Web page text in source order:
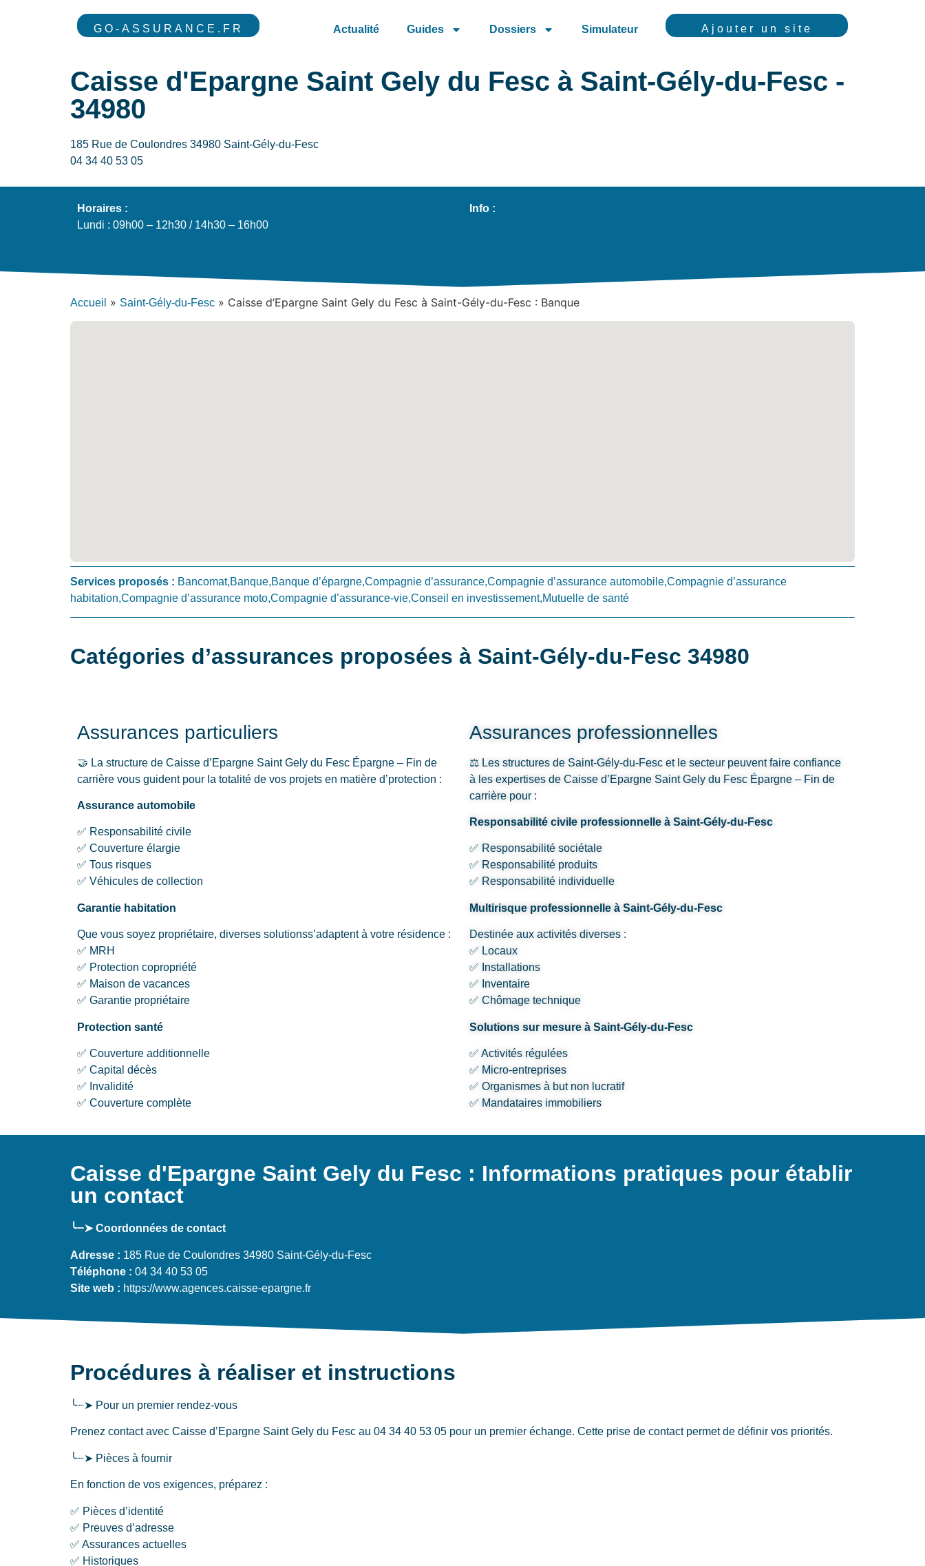
GO-ASSURANCE.FR Actualité Guides Dossiers Simulateur Ajouter un site
Caisse d'Epargne Saint Gely du Fesc à Saint-Gély-du-Fesc -
34980
185 Rue de Coulondres 34980 Saint-Gély-du-Fesc
04 34 40 53 05
Horaires :
Lundi : 09h00 – 12h30 / 14h30 – 16h00
Info :
Accueil » Saint-Gély-du-Fesc » Caisse d’Epargne Saint Gely du Fesc à Saint-Gély-du-Fesc : Banque
Services proposés : Bancomat,Banque,Banque d’épargne,Compagnie d’assurance,Compagnie d’assurance automobile,Compagnie d’assurance
habitation,Compagnie d’assurance moto,Compagnie d’assurance-vie,Conseil en investissement,Mutuelle de santé
Catégories d’assurances proposées à Saint-Gély-du-Fesc 34980
Assurances particuliers
🤝 La structure de Caisse d’Epargne Saint Gely du Fesc Épargne – Fin de
carrière vous guident pour la totalité de vos projets en matière d’protection :
Assurance automobile
✅ Responsabilité civile
✅ Couverture élargie
✅ Tous risques
✅ Véhicules de collection
Garantie habitation
Que vous soyez propriétaire, diverses solutionss’adaptent à votre résidence :
✅ MRH
✅ Protection copropriété
✅ Maison de vacances
✅ Garantie propriétaire
Protection santé
✅ Couverture additionnelle
✅ Capital décès
✅ Invalidité
✅ Couverture complète
Assurances professionnelles
⚖️ Les structures de Saint-Gély-du-Fesc et le secteur peuvent faire confiance
à les expertises de Caisse d’Epargne Saint Gely du Fesc Épargne – Fin de
carrière pour :
Responsabilité civile professionnelle à Saint-Gély-du-Fesc
✅ Responsabilité sociétale
✅ Responsabilité produits
✅ Responsabilité individuelle
Multirisque professionnelle à Saint-Gély-du-Fesc
Destinée aux activités diverses :
✅ Locaux
✅ Installations
✅ Inventaire
✅ Chômage technique
Solutions sur mesure à Saint-Gély-du-Fesc
✅ Activités régulées
✅ Micro-entreprises
✅ Organismes à but non lucratif
✅ Mandataires immobiliers
Caisse d'Epargne Saint Gely du Fesc : Informations pratiques pour établir
un contact
╰┈➤ Coordonnées de contact
Adresse : 185 Rue de Coulondres 34980 Saint-Gély-du-Fesc
Téléphone : 04 34 40 53 05
Site web : https://www.agences.caisse-epargne.fr
Procédures à réaliser et instructions
╰┈➤ Pour un premier rendez-vous
Prenez contact avec Caisse d’Epargne Saint Gely du Fesc au 04 34 40 53 05 pour un premier échange. Cette prise de contact permet de définir vos priorités.
╰┈➤ Pièces à fournir
En fonction de vos exigences, préparez :
✅ Pièces d’identité
✅ Preuves d’adresse
✅ Assurances actuelles
✅ Historiques